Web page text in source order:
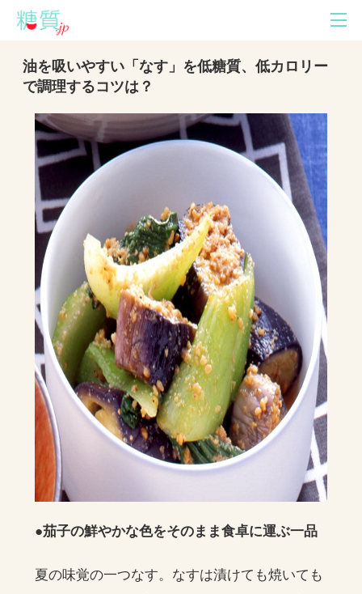
油を吸いやすい「なす」を低糖質、低カロリー
で調理するコツは？
●茄子の鮮やかな色をそのまま食卓に運ぶ一品
夏の味覚の一つなす。なすは漬けても焼いても